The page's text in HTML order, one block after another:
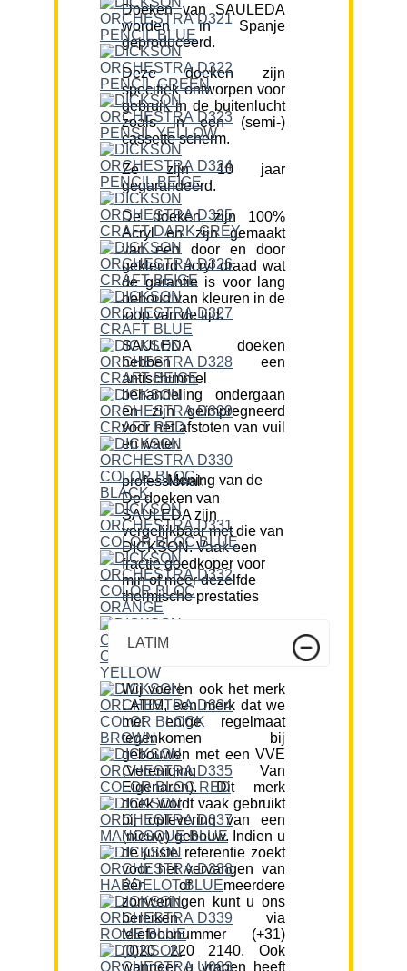
Doeken van SAULEDA
worden in Spanje
geproduceerd.
Deze doeken zijn
specifiek ontworpen voor
gebruik in de buitenlucht
zoals in een (semi-)
cassette scherm.
Ze zijn 10 jaar
gegarandeerd.
De doeken zijn 100%
Acryl en zijn gemaakt
van een door en door
gekleurd acryl draad wat
de garantie is voor lang
behoud van kleuren in de
loop van de tijd.
SAULEDA doeken
hebben een
antischimmel
behandeling ondergaan
en zijn geïmpregneerd
voor het afstoten van vuil
en water.
Mening van de professional:
De doeken van
SAULEDA zijn
vergelijkbaar met die van
DICKSON. Vaak een
fractie goedkoper voor
min of meer dezelfde
thermische prestaties
LATIM
Wij voeren ook het merk
LATIM, een merk dat we
met enige regelmaat
tegenkomen bij
gebouwen met een VVE
(Vereniging Van
Eigenaren). Dit merk
doek wordt vaak gebruikt
bij oplevering van een
(nieuw) gebouw. Indien u
de juiste referentie zoekt
voor het vervangen van
één of meerdere
zonweringen kunt u ons
bereiken via
telefoonnummer (+31)
(0)20 220 2140. Ook
wanneer u vragen heeft